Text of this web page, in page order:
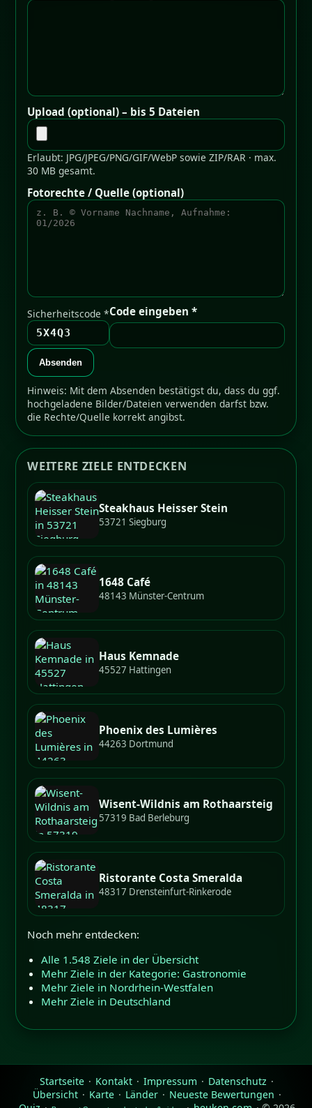
Upload (optional) – bis 5 Dateien
Erlaubt: JPG/JPEG/PNG/GIF/WebP sowie ZIP/RAR · max.
30 MB gesamt.
Fotorechte / Quelle (optional)
Sicherheitscode *
5X4Q3
Code eingeben *
Absenden
Hinweis: Mit dem Absenden bestätigst du, dass du ggf.
hochgeladene Bilder/Dateien verwenden darfst bzw.
die Rechte/Quelle korrekt angibst.
WEITERE ZIELE ENTDECKEN
Steakhaus Heisser Stein
53721 Siegburg
1648 Café
48143 Münster-Centrum
Haus Kemnade
45527 Hattingen
Phoenix des Lumières
44263 Dortmund
Wisent-Wildnis am Rothaarsteig
57319 Bad Berleburg
Ristorante Costa Smeralda
48317 Drensteinfurt-Rinkerode
Noch mehr entdecken:
Alle 1.548 Ziele in der Übersicht
Mehr Ziele in der Kategorie: Gastronomie
Mehr Ziele in Nordrhein-Westfalen
Mehr Ziele in Deutschland
Startseite · Kontakt · Impressum · Datenschutz ·
Übersicht · Karte · Länder · Neueste Bewertungen ·